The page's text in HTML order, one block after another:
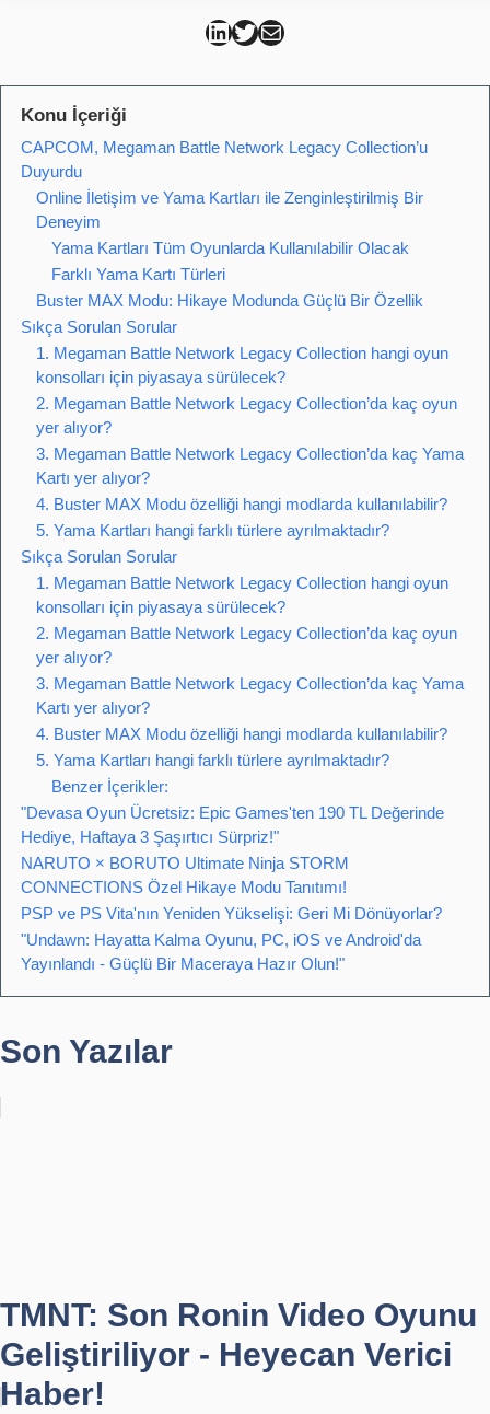
Can Kütahya Linkedin
Can Kütahya Twitter
Can Kütahya Mail
Konu İçeriği
CAPCOM, Megaman Battle Network Legacy Collection’u
Duyurdu
Online İletişim ve Yama Kartları ile Zenginleştirilmiş Bir
Deneyim
Yama Kartları Tüm Oyunlarda Kullanılabilir Olacak
Farklı Yama Kartı Türleri
Buster MAX Modu: Hikaye Modunda Güçlü Bir Özellik
Sıkça Sorulan Sorular
1. Megaman Battle Network Legacy Collection hangi oyun
konsolları için piyasaya sürülecek?
2. Megaman Battle Network Legacy Collection’da kaç oyun
yer alıyor?
3. Megaman Battle Network Legacy Collection’da kaç Yama
Kartı yer alıyor?
4. Buster MAX Modu özelliği hangi modlarda kullanılabilir?
5. Yama Kartları hangi farklı türlere ayrılmaktadır?
Sıkça Sorulan Sorular
1. Megaman Battle Network Legacy Collection hangi oyun
konsolları için piyasaya sürülecek?
2. Megaman Battle Network Legacy Collection’da kaç oyun
yer alıyor?
3. Megaman Battle Network Legacy Collection’da kaç Yama
Kartı yer alıyor?
4. Buster MAX Modu özelliği hangi modlarda kullanılabilir?
5. Yama Kartları hangi farklı türlere ayrılmaktadır?
Benzer İçerikler:
"Devasa Oyun Ücretsiz: Epic Games'ten 190 TL Değerinde
Hediye, Haftaya 3 Şaşırtıcı Sürpriz!"
NARUTO × BORUTO Ultimate Ninja STORM
CONNECTIONS Özel Hikaye Modu Tanıtımı!
PSP ve PS Vita'nın Yeniden Yükselişi: Geri Mi Dönüyorlar?
"Undawn: Hayatta Kalma Oyunu, PC, iOS ve Android'da
Yayınlandı - Güçlü Bir Maceraya Hazır Olun!"
Son Yazılar
TMNT: Son Ronin Video Oyunu
Geliştiriliyor - Heyecan Verici
Haber!